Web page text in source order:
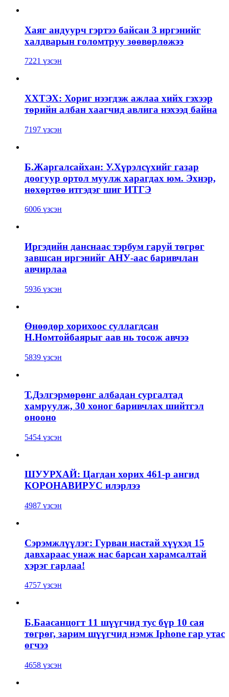
Хаяг андуурч гэртээ байсан 3 иргэнийг
халдварын голомтруу зөөвөрлөжээ
7221 үзсэн
ХХТЭХ: Хориг нээгдэж ажлаа хийх гэхээр
төрийн албан хаагчид авлига нэхээд байна
7197 үзсэн
Б.Жаргалсайхан: У.Хүрэлсүхийг газар
доогуур ортол муулж харагдах юм. Эхнэр,
нөхөртөө итгэдэг шиг ИТГЭ
6006 үзсэн
Иргэдийн данснаас тэрбум гаруй төгрөг
завшсан иргэнийг АНУ-аас баривчлан
авчирлаа
5936 үзсэн
Өнөөдөр хорихоос суллагдсан
Н.Номтойбаярыг аав нь тосож авчээ
5839 үзсэн
Т.Дэлгэрмөрөнг албадан сургалтад
хамруулж, 30 хоног баривчлах шийтгэл
онооно
5454 үзсэн
ШУУРХАЙ: Цагдан хорих 461-р ангид
КОРОНАВИРУС илэрлээ
4987 үзсэн
Сэрэмжлүүлэг: Гурван настай хүүхэд 15
давхараас унаж нас барсан харамсалтай
хэрэг гарлаа!
4757 үзсэн
Б.Баасанцогт 11 шүүгчид тус бүр 10 сая
төгрөг, зарим шүүгчид нэмж Iphone гар утас
өгчээ
4658 үзсэн